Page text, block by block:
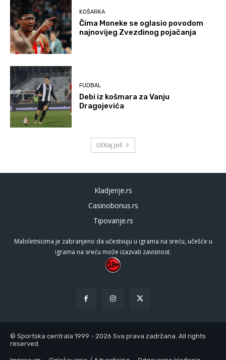
KOŠARKA
Čima Moneke se oglasio povodom
najnovijeg Zvezdinog pojačanja
FUDBAL
Debi iz košmara za Vanju
Dragojevića
Učitaj još
Kladjenje.rs
Casinobonus.rs
Tipovanje.rs
Maloletnicima je zabranjeno da učestvuju u igrama na sreću, učešće u
igrama na sreću može izazvati zavisnost.
© Sportska centrala 1999 - 2026 Sva prava zadržana. All rights
reserved.